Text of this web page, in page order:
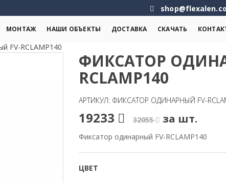
МОНТАЖ НАШИ ОБЪЕКТЫ ДОСТАВКА СКАЧАТЬ
FV-RCLAMP140
ФИКСАТОР
RCLAMP140
АРТИКУЛ: ФИКСАТОР ОДИНАРНЫЙ FV-
19233 32055 за шт.
Фиксатор одинарный FV-RCLAMP140
ЦВЕТ